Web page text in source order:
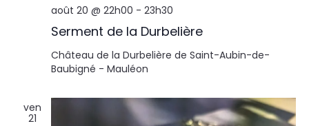
Serment de la Durbelière
août 20 @ 22h00 - 23h30
Château de la Durbelière de Saint-Aubin-de-
Baubigné - Mauléon
ven
21